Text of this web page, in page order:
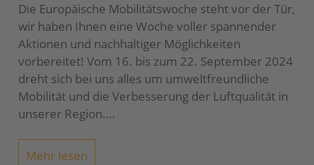
Die Europäische Mobilitätswoche steht vor der Tür,
wir haben Ihnen eine Woche voller spannender
Aktionen und nachhaltiger Möglichkeiten
vorbereitet! Vom 16. bis zum 22. September 2024
dreht sich bei uns alles um umweltfreundliche
Mobilität und die Verbesserung der Luftqualität in
unserer Region.…
Mehr lesen